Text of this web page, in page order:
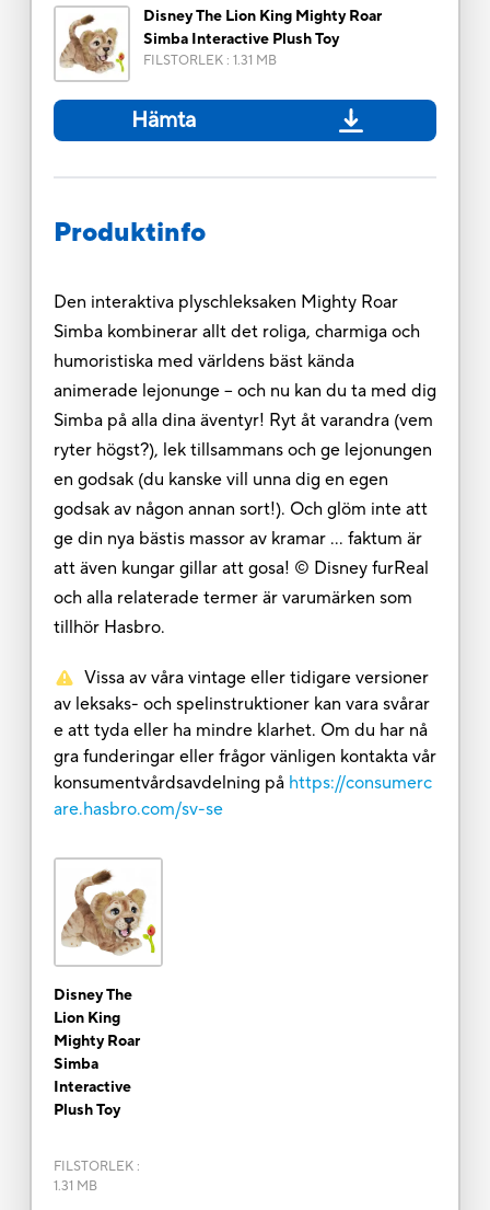
Disney The Lion King Mighty Roar
Simba Interactive Plush Toy
FILSTORLEK: 1.31 MB
Hämta
Produktinfo
Den interaktiva plyschleksaken Mighty Roar
Simba kombinerar allt det roliga, charmiga och
humoristiska med världens bäst kända
animerade lejonunge – och nu kan du ta med dig
Simba på alla dina äventyr! Ryt åt varandra (vem
ryter högst?), lek tillsammans och ge lejonungen
en godsak (du kanske vill unna dig en egen
godsak av någon annan sort!). Och glöm inte att
ge din nya bästis massor av kramar … faktum är
att även kungar gillar att gosa! © Disney furReal
och alla relaterade termer är varumärken som
tillhör Hasbro.
Vissa av våra vintage eller tidigare versioner
av leksaks- och spelinstruktioner kan vara svårar
e att tyda eller ha mindre klarhet. Om du har nå
gra funderingar eller frågor vänligen kontakta vår
konsumentvårdsavdelning på https://consumerc
are.hasbro.com/sv-se
Disney The
Lion King
Mighty Roar
Simba
Interactive
Plush Toy
FILSTORLEK:
1.31 MB